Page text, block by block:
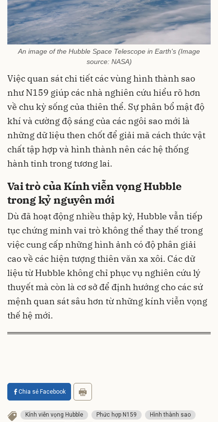
An image of the Hubble Space Telescope in Earth's (Image
source: NASA)
Việc quan sát chi tiết các vùng hình thành sao
như N159 giúp các nhà nghiên cứu hiểu rõ hơn
về chu kỳ sống của thiên thể. Sự phân bổ mật độ
khí và cường độ sáng của các ngôi sao mới là
những dữ liệu then chốt để giải mã cách thức vật
chất tập hợp và hình thành nên các hệ thống
hành tinh trong tương lai.
Vai trò của Kính viễn vọng Hubble
trong kỷ nguyên mới
Dù đã hoạt động nhiều thập kỷ, Hubble vẫn tiếp
tục chứng minh vai trò không thể thay thế trong
việc cung cấp những hình ảnh có độ phân giải
cao về các hiện tượng thiên văn xa xôi. Các dữ
liệu từ Hubble không chỉ phục vụ nghiên cứu lý
thuyết mà còn là cơ sở để định hướng cho các sứ
mệnh quan sát sâu hơn từ những kính viễn vọng
thế hệ mới.
Chia sẻ Facebook
Kính viễn vọng Hubble Phức hợp N159
Hình thành sao